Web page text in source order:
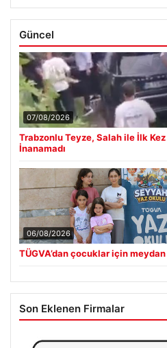
Güncel
07/08/2026
Trabzonlu Teyze, Salah ile İlk
İnanamadı
06/08/2026
TÜGVA’dan çocuklar için
Son Eklenen Firmalar